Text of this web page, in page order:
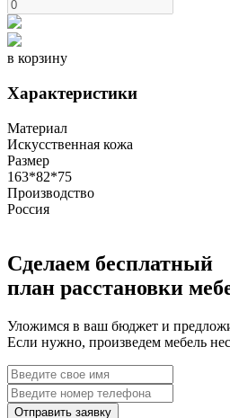
в корзину
Характеристики
Материал
Искусственная кожа
Размер
163*82*75
Производство
Россия
Сделаем бесплатный
план расстановки
Уложимся в ваш бюджет и
Если нужно, произведем мебель